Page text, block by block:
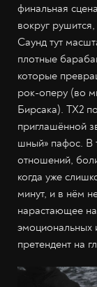
финальная
вокруг
Саунд тут
плотные
которые
рок-оперу (во
Бирсака). TX2
приглашённой
шный» пафос. В
отношений,
когда уже
минут, и в нём
нарастающее
эмоциональных
претендент на